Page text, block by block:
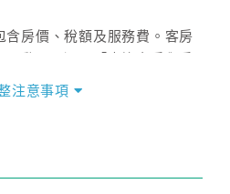
含房價、稅額及服務費。客房
注意事項